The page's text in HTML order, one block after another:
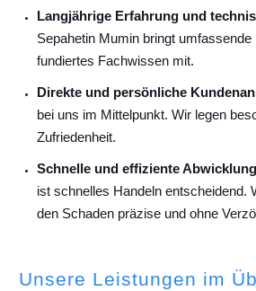
Langjährige Erfahrung und
Sepahetin Mumin bringt
fundiertes Fachwissen mit.
Direkte und persönliche
bei uns im Mittelpunkt. Wir legen
Zufriedenheit.
Schnelle und effiziente
ist schnelles Handeln entscheidend.
den Schaden präzise und ohne
Unsere Leistungen im